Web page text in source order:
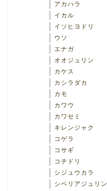
アカハラ
イカル
イソヒヨドリ
ウソ
エナガ
オオジュリン
カケス
カシラダカ
カモ
カワウ
カワセミ
キレンジャク
コゲラ
コサギ
コチドリ
シジュウカラ
シベリアジュリン